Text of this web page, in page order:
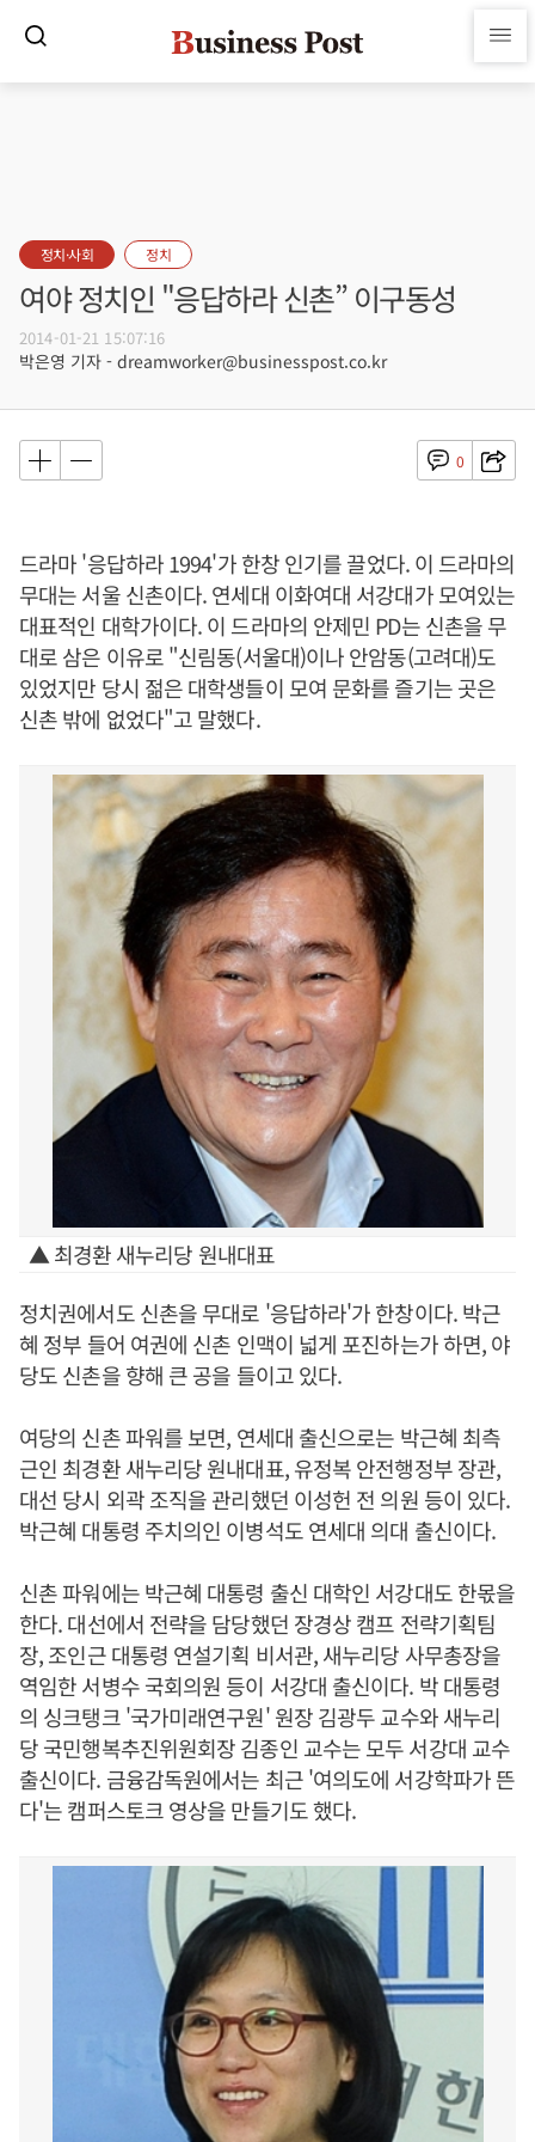
정치·사회 정치
여야 정치인 "응답하라 신촌” 이구동성
2014-01-21 15:07:16
박은영 기자 - dreamworker@businesspost.co.kr
0
드라마 '응답하라 1994'가 한창 인기를 끌었다. 이 드라마의
무대는 서울 신촌이다. 연세대 이화여대 서강대가 모여있는
대표적인 대학가이다. 이 드라마의 안제민 PD는 신촌을 무
대로 삼은 이유로 "신림동(서울대)이나 안암동(고려대)도
있었지만 당시 젊은 대학생들이 모여 문화를 즐기는 곳은
신촌 밖에 없었다"고 말했다.
▲ 최경환 새누리당 원내대표
정치권에서도 신촌을 무대로 '응답하라'가 한창이다. 박근
혜 정부 들어 여권에 신촌 인맥이 넓게 포진하는가 하면, 야
당도 신촌을 향해 큰 공을 들이고 있다.
여당의 신촌 파워를 보면, 연세대 출신으로는 박근혜 최측
근인 최경환 새누리당 원내대표, 유정복 안전행정부 장관,
대선 당시 외곽 조직을 관리했던 이성헌 전 의원 등이 있다.
박근혜 대통령 주치의인 이병석도 연세대 의대 출신이다.
신촌 파워에는 박근혜 대통령 출신 대학인 서강대도 한몫을
한다. 대선에서 전략을 담당했던 장경상 캠프 전략기획팀
장, 조인근 대통령 연설기획 비서관, 새누리당 사무총장을
역임한 서병수 국회의원 등이 서강대 출신이다. 박 대통령
의 싱크탱크 '국가미래연구원' 원장 김광두 교수와 새누리
당 국민행복추진위원회장 김종인 교수는 모두 서강대 교수
출신이다. 금융감독원에서는 최근 '여의도에 서강학파가 뜬
다'는 캠퍼스토크 영상을 만들기도 했다.